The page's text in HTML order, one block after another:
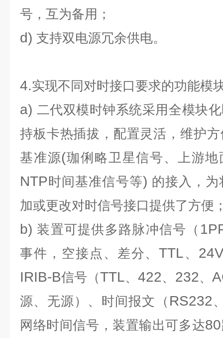
号，互为备用；
d) 支持双电源冗余供电。
4.实现不同对时接口要求的功能模
a) 二代双模时钟系统采用全模块
持板卡热插拔，配置灵活，维护
基准源(珈俐略卫星信号、上游地
NTP时间基准信号等) 的接入，
加或更改对时信号接口提供了方便
b) 装置可提供多路脉冲信号（
事件，空接点、差分、TTL 、
IRIB-B信号（TTL、422、 232、
源、无源）、时间报文（ RS232
网络时间信号，装置输出可多达80